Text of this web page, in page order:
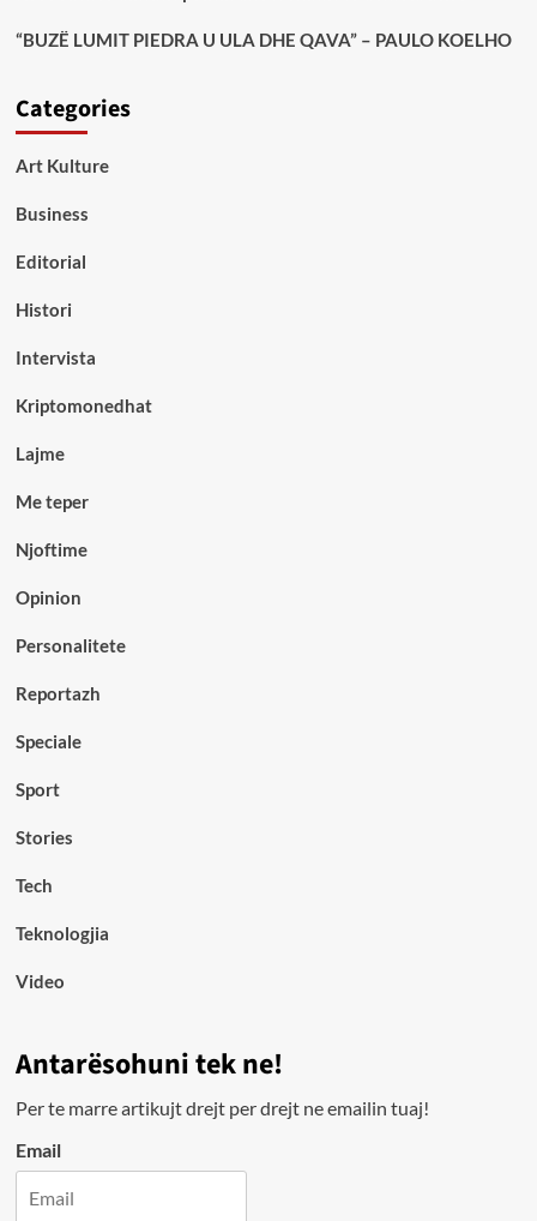
“BUZË LUMIT PIEDRA U ULA DHE QAVA” – PAULO KOELHO
Categories
Art Kulture
Business
Editorial
Histori
Intervista
Kriptomonedhat
Lajme
Me teper
Njoftime
Opinion
Personalitete
Reportazh
Speciale
Sport
Stories
Tech
Teknologjia
Video
Antarësohuni tek ne!
Per te marre artikujt drejt per drejt ne emailin tuaj!
Email